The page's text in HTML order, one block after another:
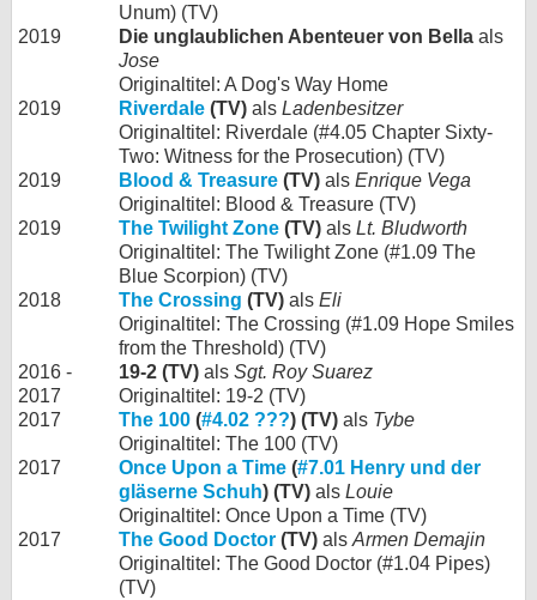
Unum) (TV)
2019
Die unglaublichen Abenteuer von Bella als
Jose
Originaltitel: A Dog's Way Home
2019
Riverdale (TV) als Ladenbesitzer
Originaltitel: Riverdale (#4.05 Chapter Sixty-
Two: Witness for the Prosecution) (TV)
2019
Blood & Treasure (TV) als Enrique Vega
Originaltitel: Blood & Treasure (TV)
2019
The Twilight Zone (TV) als Lt. Bludworth
Originaltitel: The Twilight Zone (#1.09 The
Blue Scorpion) (TV)
2018
The Crossing (TV) als Eli
Originaltitel: The Crossing (#1.09 Hope Smiles
from the Threshold) (TV)
2016 -
2017
19-2 (TV) als Sgt. Roy Suarez
Originaltitel: 19-2 (TV)
2017
The 100 (#4.02 ???) (TV) als Tybe
Originaltitel: The 100 (TV)
2017
Once Upon a Time (#7.01 Henry und der
gläserne Schuh) (TV) als Louie
Originaltitel: Once Upon a Time (TV)
2017
The Good Doctor (TV) als Armen Demajin
Originaltitel: The Good Doctor (#1.04 Pipes)
(TV)